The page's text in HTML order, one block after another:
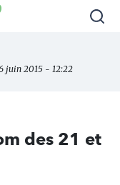
juin 2015 - 12:22
des 21 et